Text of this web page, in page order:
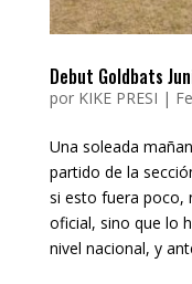
Debut Goldbats
por KIKE PRESI |
Una soleada
partido de la
si esto fuera poco,
oficial, sino que lo
nivel nacional, y